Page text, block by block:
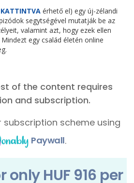
KATTINTVA érhető el) egy új-zélandi
segytségével mutatják be az
valamint azt, hogy ezek ellen
egy család életén online